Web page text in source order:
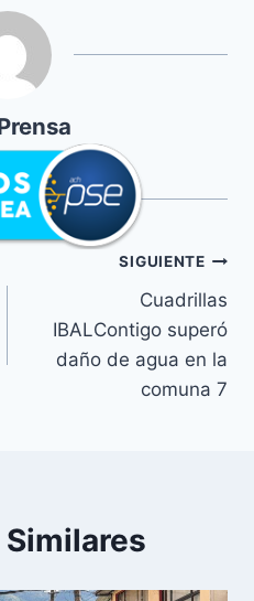
SIGUIENTE
Cuadrillas
IBALContigo superó
daño de agua en la
comuna 7